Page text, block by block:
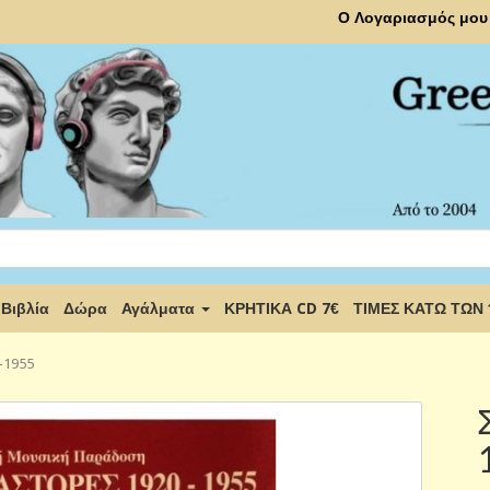
Ο Λογαριασμός μου
Βιβλία Δώρα Αγάλματα ΚΡΗΤΙΚΑ CD 7€ ΤΙΜΕΣ ΚΑΤΩ ΤΩΝ